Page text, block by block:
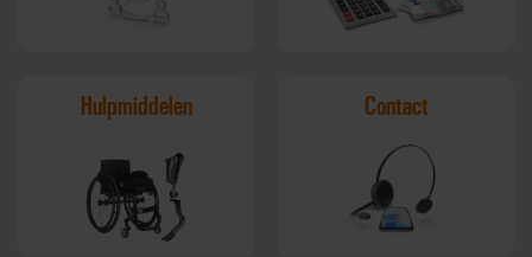
Hulpmiddelen Contact